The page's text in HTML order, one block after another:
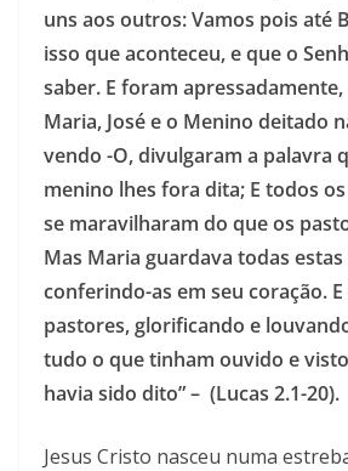
uns aos outros: Vamos pois até
isso que aconteceu, e que o
saber. E foram
Maria, José e o Menino deitado
vendo -O, divulgaram a palavra
menino lhes fora dita; E todos
se maravilharam do que os
Mas Maria guardava todas estas
conferindo-as em seu coração.
pastores, glorificando e
tudo o que tinham ouvido e
havia sido dito” – (Lucas 2.1-20).
Jesus Cristo nasceu numa